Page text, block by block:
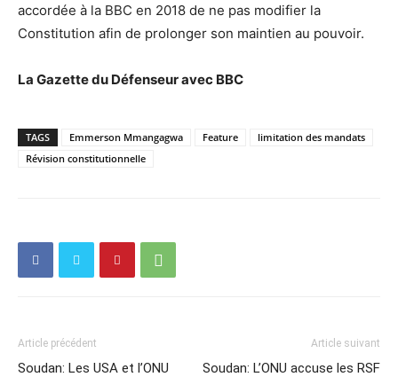
accordée à la BBC en 2018 de ne pas modifier la
Constitution afin de prolonger son maintien au pouvoir.
La Gazette du Défenseur avec BBC
TAGS Emmerson Mmangagwa Feature
limitation des mandats
Révision constitutionnelle
Article précédent
Soudan: Les USA et l’ONU
Article suivant
Soudan: L’ONU accuse les RSF